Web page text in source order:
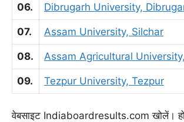
06. Dibrugarh University,
07. Assam University, Silchar
08. Assam Agricultural
09. Tezpur University, Tezpur
वेबसाइट Indiaboardresults.com खोलें।